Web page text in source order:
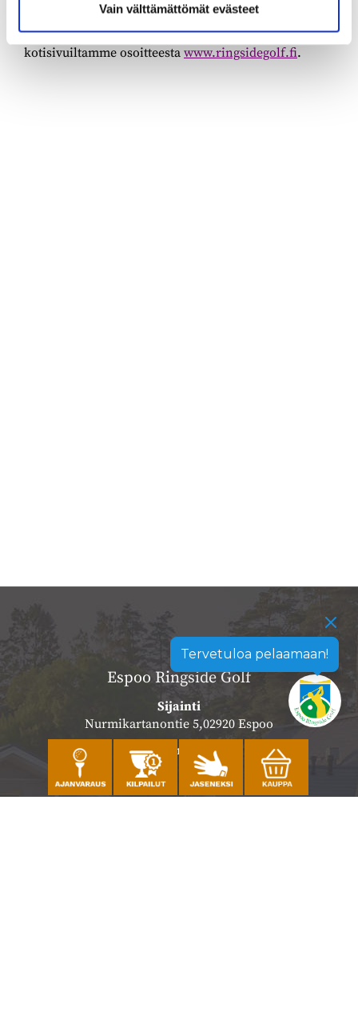
Vain välttämättömät evästeet
Tervetuloa pelaamaan!
Lisätietoja kentästä ja toiminnastamme löydät myös
kotisivuiltamme osoitteesta www.ringsidegolf.fi.
Espoo Ringside Golf
Sijainti
Nurmikartanontie 5,02920 Espoo
Katso sijainti kartalla